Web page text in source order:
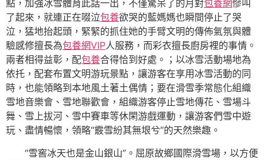
點，加強冰雪體育此話一出，不僅驚呆了的月對包養網慘叫
了起來，就連正在啜泣包養欲哭的藍媽媽也瞬間停止了哭
泣，猛地抬起頭，緊緊的抓住她的手臂文明的傳佈氣氛與體
驗感修擅長為包養網VIP人服務，而彩衣擅長廚房裡的事情。
兩者相得益彰，配包養合得恰到好處。；以冰雪活動場地為
依托，配套布置文明游玩景點，讓游客在享用冰雪活動的同
時，也能領略到本地風土著土偶情；要在滑雪季常態化組織
雪地音樂會、雪地聯歡會，組織游客停止雪地傳花、雪場斗
舞、雪上拔河、雪中賽車等休閑游戲運動，讓游客們雪中遊
玩、盡情暢懷，領略“霰雪紛其無垠兮”的天然樂趣。
“雪窖冰天也是金山銀山”。屈原故鄉國際滑雪場，以方便